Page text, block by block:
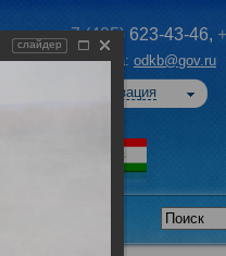
+7 (495) 623-43-46,
Эл. почта: odkb@gov.ru
Авторизация
слайдер